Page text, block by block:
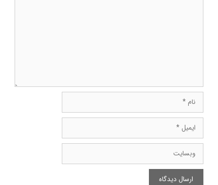
ایمیل
وبسایت